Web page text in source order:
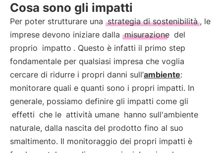
Cosa sono gli impatti
Per poter strutturare una strategia di sostenibilità , le
imprese devono iniziare dalla misurazione del
proprio impatto . Questo è infatti il primo step
fondamentale per qualsiasi impresa che voglia
cercare di ridurre i propri danni sull’ambiente:
monitorare quali e quanti sono i propri impatti. In
generale, possiamo definire gli impatti come gli
effetti che le attività umane hanno sull'ambiente
naturale, dalla nascita del prodotto fino al suo
smaltimento. Il monitoraggio dei propri impatti è